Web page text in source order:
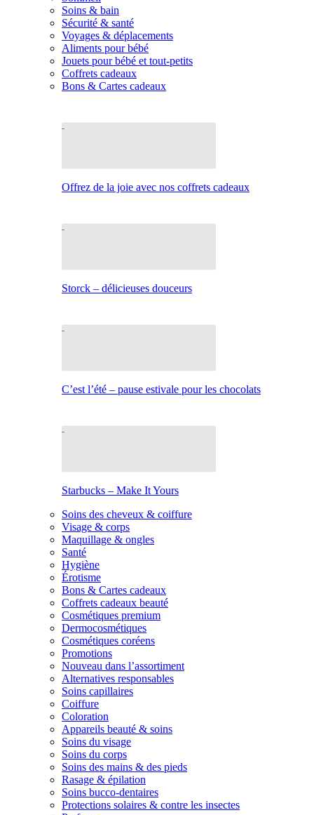
Soins & bain
Sécurité & santé
Voyages & déplacements
Aliments pour bébé
Jouets pour bébé et tout-petits
Coffrets cadeaux
Bons & Cartes cadeaux
Offrez de la joie avec nos coffrets cadeaux
Storck – délicieuses douceurs
C’est l’été – pause estivale pour les chocolats
Starbucks – Make It Yours
Soins des cheveux & coiffure
Visage & corps
Maquillage & ongles
Santé
Hygiène
Érotisme
Bons & Cartes cadeaux
Coffrets cadeaux beauté
Cosmétiques premium
Dermocosmétiques
Cosmétiques coréens
Promotions
Nouveau dans l’assortiment
Alternatives responsables
Soins capillaires
Coiffure
Coloration
Appareils beauté & soins
Soins du visage
Soins du corps
Soins des mains & des pieds
Rasage & épilation
Soins bucco-dentaires
Protections solaires & contre les insectes